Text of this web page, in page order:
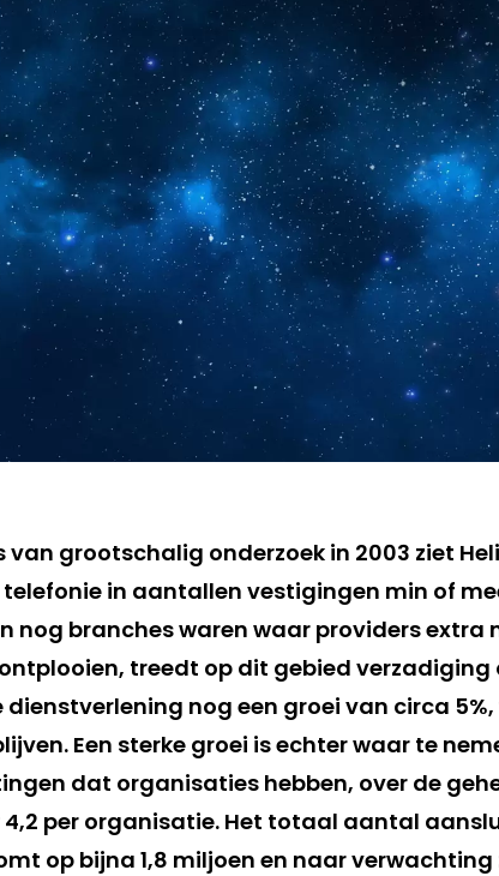
van grootschalig onderzoek in 2003 ziet
in aantallen vestigingen min of
nog branches waren waar providers extra
treedt op dit gebied verzadiging
dienstverlening nog een groei van circa
Een sterke groei is echter waar te
dat organisaties hebben, over de
4,2 per organisatie. Het totaal aantal
op bijna 1,8 miljoen en naar